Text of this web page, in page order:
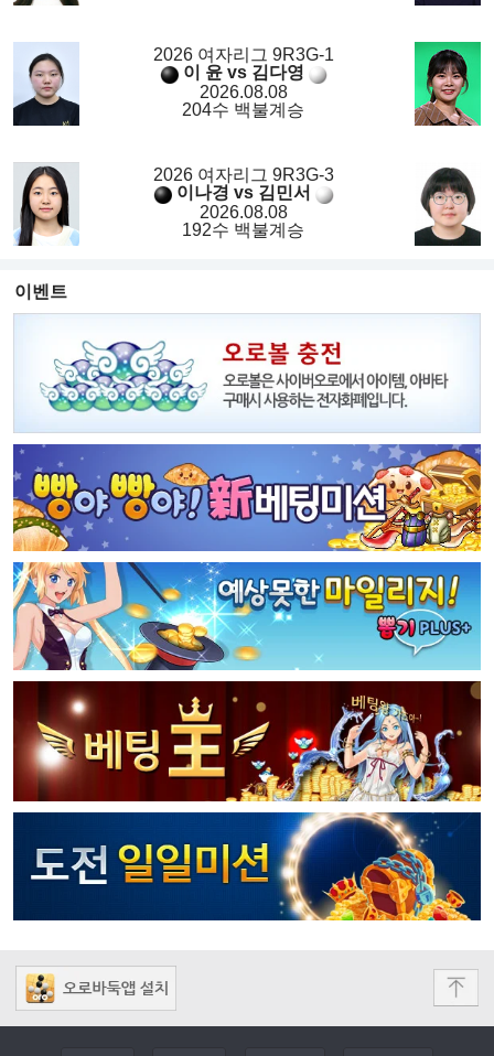
2026 여자리그 9R3G-1
이 윤 vs 김다영
2026.08.08
204수 백불계승
2026 여자리그 9R3G-3
이나경 vs 김민서
2026.08.08
192수 백불계승
이벤트